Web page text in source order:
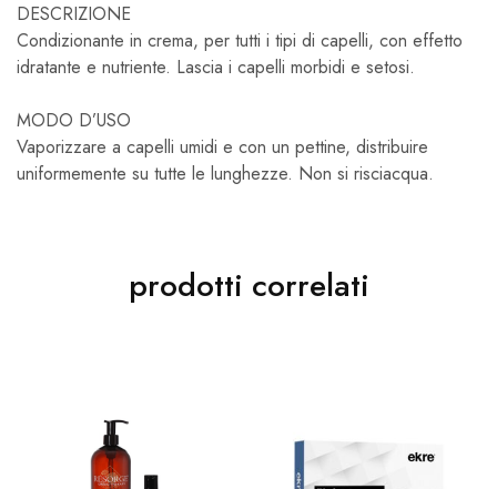
DESCRIZIONE
Condizionante in crema, per tutti i tipi di capelli, con effetto
idratante e nutriente. Lascia i capelli morbidi e setosi.
MODO D’USO
Vaporizzare a capelli umidi e con un pettine, distribuire
uniformemente su tutte le lunghezze. Non si risciacqua.
prodotti correlati